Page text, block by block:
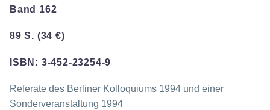
Band 162
89 S. (34 €)
ISBN: 3-452-23254-9
Referate des Berliner Kolloquiums 1994 und einer
Sonderveranstaltung 1994